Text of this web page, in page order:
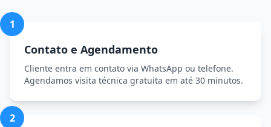
1
Contato e Agendamento
Cliente entra em contato via WhatsApp ou telefone.
Agendamos visita técnica gratuita em até 30 minutos.
2